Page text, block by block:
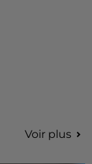
Voir plus